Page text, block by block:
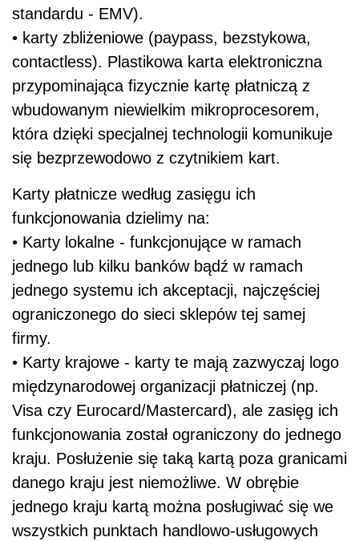
standardu - EMV).
• karty zbliżeniowe (paypass, bezstykowa,
contactless). Plastikowa karta elektroniczna
przypominająca fizycznie kartę płatniczą z
wbudowanym niewielkim mikroprocesorem,
która dzięki specjalnej technologii komunikuje
się bezprzewodowo z czytnikiem kart.
Karty płatnicze według zasięgu ich
funkcjonowania dzielimy na:
• Karty lokalne - funkcjonujące w ramach
jednego lub kilku banków bądź w ramach
jednego systemu ich akceptacji, najczęściej
ograniczonego do sieci sklepów tej samej
firmy.
• Karty krajowe - karty te mają zazwyczaj logo
międzynarodowej organizacji płatniczej (np.
Visa czy Eurocard/Mastercard), ale zasięg ich
funkcjonowania został ograniczony do jednego
kraju. Posłużenie się taką kartą poza granicami
danego kraju jest niemożliwe. W obrębie
jednego kraju kartą można posługiwać się we
wszystkich punktach handlowo-usługowych